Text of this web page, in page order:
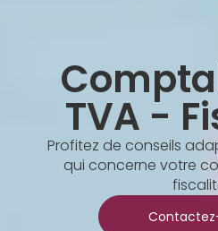
TVA -
Profitez de conseils
qui concerne votre